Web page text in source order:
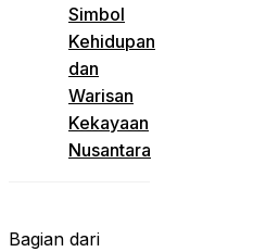
Simbol
Kehidupan
dan
Warisan
Kekayaan
Nusantara
Bagian dari